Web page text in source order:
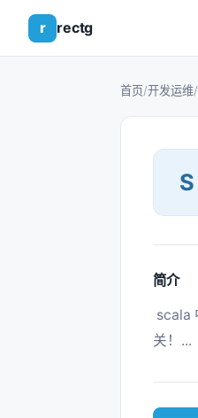
r rectg
首页/开发运维/
S
简介
关！...